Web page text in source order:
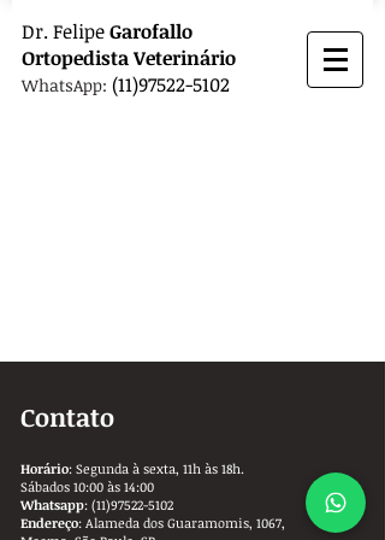
Dr. FelipeGarofallo
OrtopedistaVeterinário
WhatsApp: (11)97522-5102
Contato
Horário: Segunda à sexta, 11h às 18h.
Sábados 10:00 às 14:00
Whatsapp: (11)97522-5102
Endereço: Alameda dos Guaramomis, 1067,